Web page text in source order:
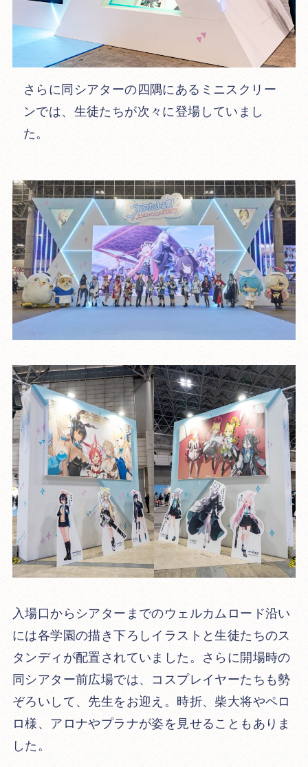
さらに同シアターの四隅にあるミニスクリー
ンでは、生徒たちが次々に登場していまし
た。
入場口からシアターまでのウェルカムロード沿い
には各学園の描き下ろしイラストと生徒たちのス
タンディが配置されていました。さらに開場時の
同シアター前広場では、コスプレイヤーたちも勢
ぞろいして、先生をお迎え。時折、柴大将やペロ
ロ様、アロナやプラナが姿を見せることもありま
した。